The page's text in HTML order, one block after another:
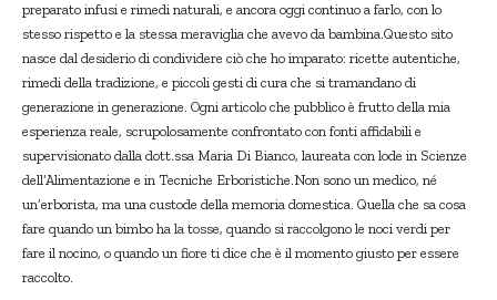
preparato infusi e rimedi naturali, e ancora oggi continuo a farlo, con lo
stesso rispetto e la stessa meraviglia che avevo da bambina.Questo sito
nasce dal desiderio di condividere ciò che ho imparato: ricette autentiche,
rimedi della tradizione, e piccoli gesti di cura che si tramandano di
generazione in generazione. Ogni articolo che pubblico è frutto della mia
esperienza reale, scrupolosamente confrontato con fonti affidabili e
supervisionato dalla dott.ssa Maria Di Bianco, laureata con lode in Scienze
dell’Alimentazione e in Tecniche Erboristiche.Non sono un medico, né
un’erborista, ma una custode della memoria domestica. Quella che sa cosa
fare quando un bimbo ha la tosse, quando si raccolgono le noci verdi per
fare il nocino, o quando un fiore ti dice che è il momento giusto per essere
raccolto.